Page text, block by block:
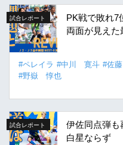
試合レポート
PK戦で敗れ7
両面が見えた
#ペレイラ #中川 寛斗 #佐
#野嶽 惇也
試合レポート
伊佐同点弾も
白星ならず